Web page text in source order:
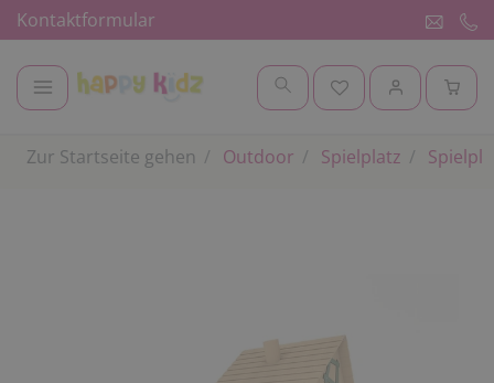
Kontaktformular
Zur Startseite gehen Outdoor Spielplatz